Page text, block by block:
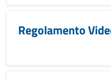
Regolamento